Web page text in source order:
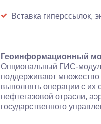
Вставка гиперссылок,
Геоинформационный
Опциональный ГИС-
поддерживают
выполнять операции с их
нефтегазовой отрасли,
государственного